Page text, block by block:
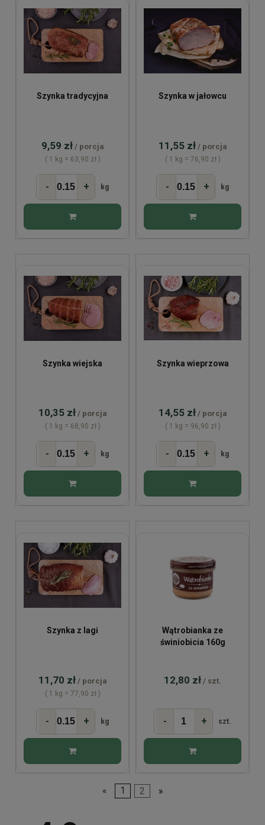
Szynka tradycyjna
9,59 zł / porcja
( 1 kg = 63,90 zł )
- + kg
Szynka w jałowcu
11,55 zł / porcja
( 1 kg = 76,90 zł )
- + kg
Szynka wiejska
10,35 zł / porcja
( 1 kg = 68,90 zł )
- + kg
Szynka wieprzowa
14,55 zł / porcja
( 1 kg = 96,90 zł )
- + kg
Szynka z lagi
11,70 zł / porcja
( 1 kg = 77,90 zł )
- + kg
Wątrobianka ze
świniobicia 160g
12,80 zł / szt.
- + szt.
« 1 2 »